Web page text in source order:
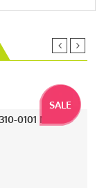
SALE
0101 Mit